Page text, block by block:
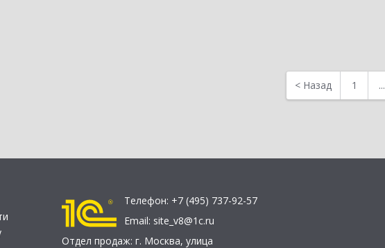
< Назад 1 ...
Телефон: +7 (495) 737-92-57
Email: site_v8@1c.ru
Отдел продаж: г. Москва, улица